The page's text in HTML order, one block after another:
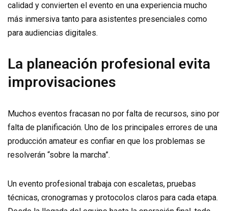
calidad y convierten el evento en una experiencia mucho
más inmersiva tanto para asistentes presenciales como
para audiencias digitales.
La planeación profesional evita
improvisaciones
Muchos eventos fracasan no por falta de recursos, sino por
falta de planificación. Uno de los principales errores de una
producción amateur es confiar en que los problemas se
resolverán “sobre la marcha”.
Un evento profesional trabaja con escaletas, pruebas
técnicas, cronogramas y protocolos claros para cada etapa.